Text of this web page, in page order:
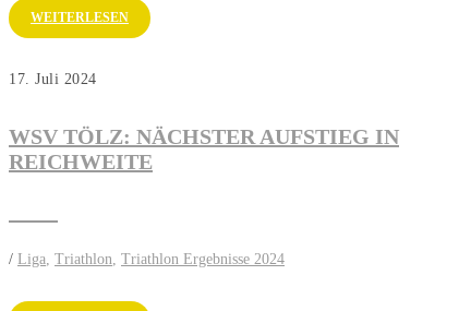
WEITERLESEN
17. Juli 2024
WSV TÖLZ: NÄCHSTER AUFSTIEG IN
REICHWEITE
/ Liga Triathlon Triathlon Ergebnisse 2024